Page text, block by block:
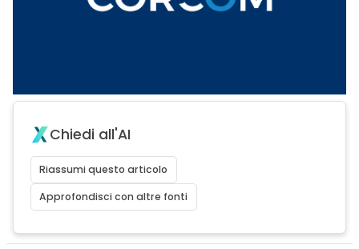
Chiedi all'AI
Riassumi questo articolo
Approfondisci con altre fonti